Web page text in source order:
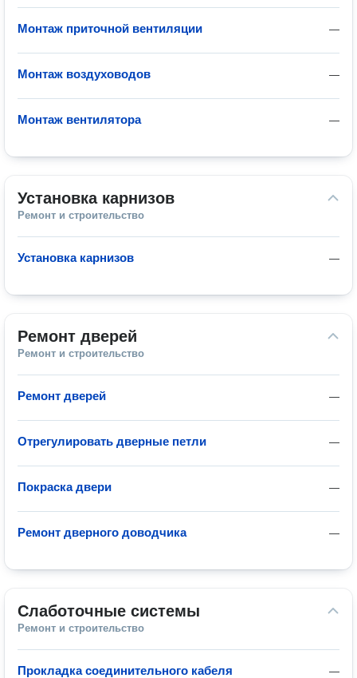
—
Монтаж приточной вентиляции
—
Монтаж воздуховодов
—
Монтаж вентилятора
Установка карнизов
Ремонт и строительство
—
Установка карнизов
Ремонт дверей
Ремонт и строительство
—
Ремонт дверей
—
Отрегулировать дверные петли
—
Покраска двери
—
Ремонт дверного доводчика
Слаботочные системы
Ремонт и строительство
—
Прокладка соединительного кабеля